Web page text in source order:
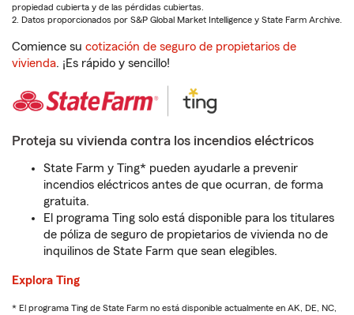
propiedad cubierta y de las pérdidas cubiertas.
2. Datos proporcionados por S&P Global Market Intelligence y State Farm Archive.
Comience su cotización de seguro de propietarios de
vivienda. ¡Es rápido y sencillo!
Proteja su vivienda contra los incendios eléctricos
State Farm y Ting* pueden ayudarle a prevenir
incendios eléctricos antes de que ocurran, de forma
gratuita.
El programa Ting solo está disponible para los titulares
de póliza de seguro de propietarios de vivienda no de
inquilinos de State Farm que sean elegibles.
Explora Ting
* El programa Ting de State Farm no está disponible actualmente en AK, DE, NC,